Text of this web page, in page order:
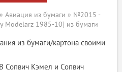
» Авиация из бумаги » №2015 -
Modelarz 1985-10] из бумаги
из бумаги/картона своими
Сопвич Кэмел и Сопвич